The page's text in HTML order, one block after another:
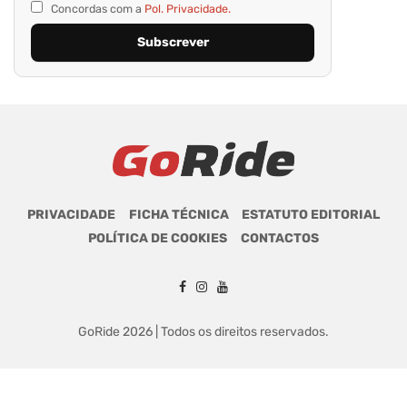
Concordas com a Pol. Privacidade.
PRIVACIDADE FICHA TÉCNICA
ESTATUTO EDITORIAL
POLÍTICA DE COOKIES
CONTACTOS
GoRide 2026 | Todos os direitos reservados.